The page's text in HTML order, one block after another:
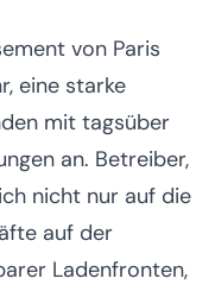
von Paris
eine starke
mit tagsüber
an. Betreiber,
nicht nur auf die
auf der
Ladenfronten,